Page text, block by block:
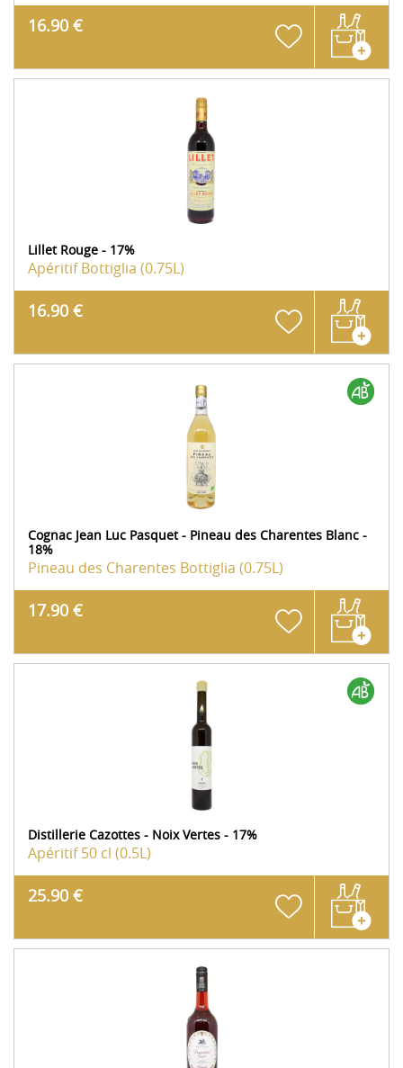
16.90 €
Lillet Rouge - 17%
ApéritifBottiglia (0.75L)
16.90 €
Cognac Jean Luc Pasquet - Pineau des Charentes Blanc -
18%
Pineau des Charentes Bottiglia (0.75L)
17.90 €
Distillerie Cazottes - Noix Vertes - 17%
Apéritif50 cl (0.5L)
25.90 €